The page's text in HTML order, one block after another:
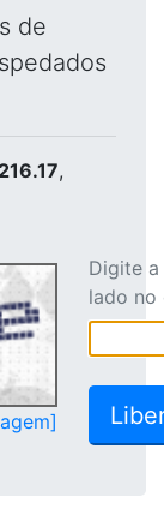
de
,
Digite
lado no